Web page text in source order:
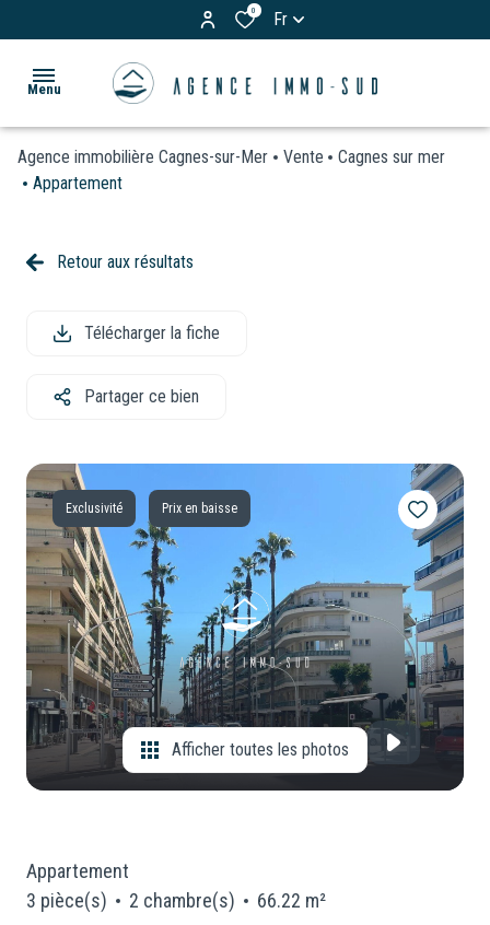
0 Fr
Menu
ACCUEIL
& Villas
Parkings
Locaux
Commerciaux
Neuf
BIENS
VOS
CONSEILLERS
NOUS
REJOINDRE
Agence immobilière Cagnes-sur-Mer Vente
Cagnes sur mer
Appartement
Retour aux résultats
Télécharger la fiche
Partager ce bien
Exclusivité Prix en baisse
Afficher toutes les photos
Appartement
3 pièce(s)
2 chambre(s) 66.22 m²